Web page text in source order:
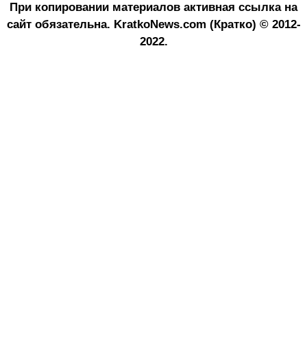
При копировании материалов активная ссылка на
сайт обязательна. KratkoNews.com (Кратко) © 2012-
2022.